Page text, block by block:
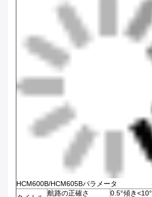
HCM600B/HCM605Bパラメータ
航路の正確さ 0.5°傾き<10°